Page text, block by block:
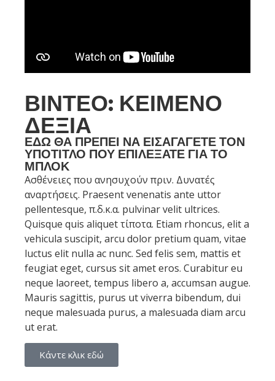
ΒΊΝΤΕΟ: ΚΕΊΜΕΝΟ
ΔΕΞΙΆ
ΕΔΏ ΘΑ ΠΡΈΠΕΙ ΝΑ ΕΙΣΑΓΆΓΕΤΕ ΤΟΝ
ΥΠΌΤΙΤΛΟ ΠΟΥ ΕΠΙΛΈΞΑΤΕ ΓΙΑ ΤΟ
ΜΠΛΟΚ
Ασθένειες που ανησυχούν πριν. Δυνατές
αναρτήσεις. Praesent venenatis ante uttor
pellentesque, π.δ.κ.α. pulvinar velit ultrices.
Quisque quis aliquet τίποτα. Etiam rhoncus, elit a
vehicula suscipit, arcu dolor pretium quam, vitae
luctus elit nulla ac nunc. Sed felis sem, mattis et
feugiat eget, cursus sit amet eros. Curabitur eu
neque laoreet, tempus libero a, accumsan augue.
Mauris sagittis, purus ut viverra bibendum, dui
neque malesuada purus, a malesuada diam arcu
ut erat.
Κάντε κλικ εδώ